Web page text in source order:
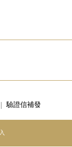
驗證信補發